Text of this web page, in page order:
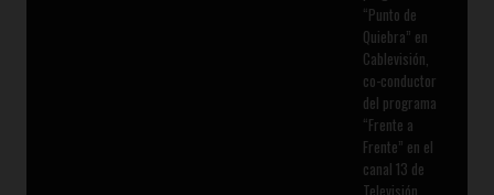
“Punto de
Quiebra” en
Cablevisión,
co-conductor
del programa
“Frente a
Frente” en el
canal 13 de
Televisión